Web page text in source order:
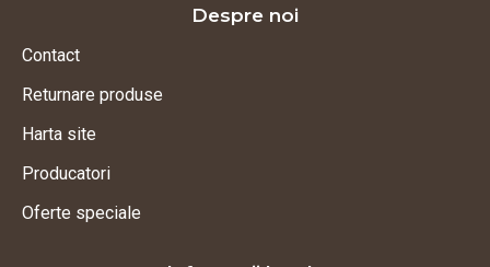
Despre noi
Contact
Returnare produse
Harta site
Producatori
Oferte speciale